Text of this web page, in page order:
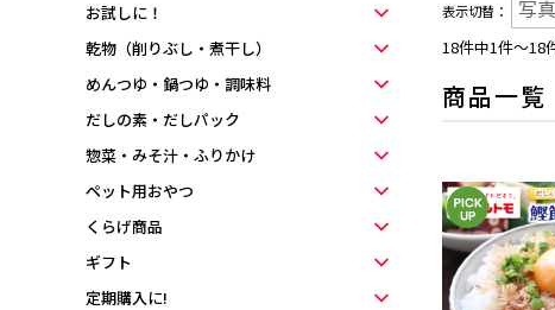
表示切替：
18件中1件〜18
商品一覧
お試しに！
乾物（削りぶし・煮干し）
めんつゆ・鍋つゆ・調味料
だしの素・だしパック
惣菜・みそ汁・ふりかけ
ペット用おやつ
くらげ商品
ギフト
定期購入に!